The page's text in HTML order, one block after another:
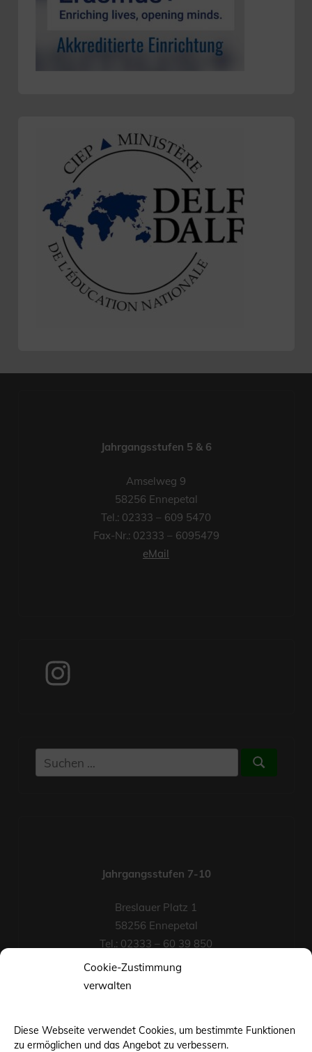
Cookie-Zustimmung
verwalten
Diese Webseite verwendet Cookies, um bestimmte Funktionen
zu ermöglichen und das Angebot zu verbessern.
Jahrgangsstufen 5 & 6
Amselweg 9
58256 Ennepetal
Tel.: 02333 – 609 5470
Fax-Nr.: 02333 – 6095479
eMail
Instagram
Suchen
nach:
Suchen
Jahrgangsstufen 7-10
Breslauer Platz 1
58256 Ennepetal
Tel.: 02333 – 60 39 850
Fax-Nr.: 02333 – 60 39 852